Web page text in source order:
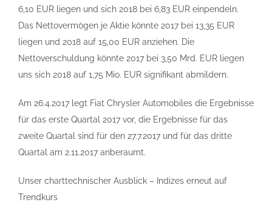
6,10 EUR liegen und sich 2018 bei 6,83 EUR einpendeln.
Das Nettovermögen je Aktie könnte 2017 bei 13,35 EUR
liegen und 2018 auf 15,00 EUR anziehen. Die
Nettoverschuldung könnte 2017 bei 3,50 Mrd. EUR liegen
uns sich 2018 auf 1,75 Mio. EUR signifikant abmildern.
Am 26.4.2017 legt Fiat Chrysler Automobiles die Ergebnisse
für das erste Quartal 2017 vor, die Ergebnisse für das
zweite Quartal sind für den 27.7.2017 und für das dritte
Quartal am 2.11.2017 anberaumt.
Unser charttechnischer Ausblick – Indizes erneut auf
Trendkurs